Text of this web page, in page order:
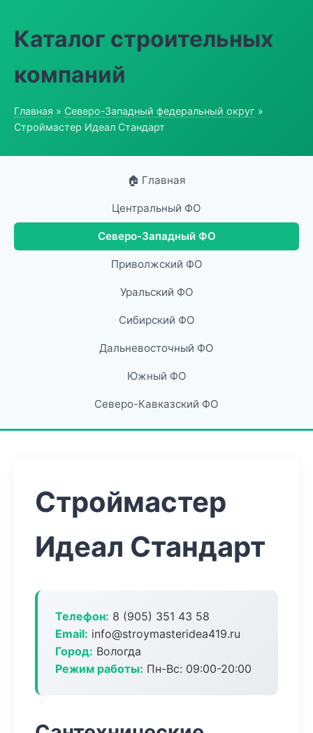
Каталог строительных
компаний
Главная » Северо-Западный федеральный округ »
Строймастер Идеал Стандарт
🏠 Главная
Центральный ФО
Северо-Западный ФО
Приволжский ФО
Уральский ФО
Сибирский ФО
Дальневосточный ФО
Южный ФО
Северо-Кавказский ФО
Строймастер
Идеал Стандарт
Телефон: 8 (905) 351 43 58
Email: info@stroymasteridea419.ru
Город: Вологда
Режим работы: Пн-Вс: 09:00-20:00